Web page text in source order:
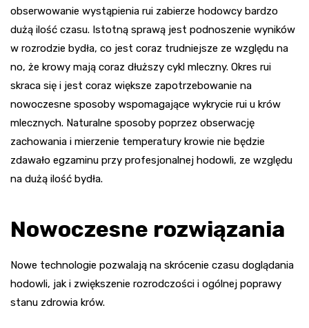
obserwowanie wystąpienia rui zabierze hodowcy bardzo
dużą ilość czasu. Istotną sprawą jest podnoszenie wyników
w rozrodzie bydła, co jest coraz trudniejsze ze względu na
no, że krowy mają coraz dłuższy cykl mleczny. Okres rui
skraca się i jest coraz większe zapotrzebowanie na
nowoczesne sposoby wspomagające wykrycie rui u krów
mlecznych. Naturalne sposoby poprzez obserwację
zachowania i mierzenie temperatury krowie nie będzie
zdawało egzaminu przy profesjonalnej hodowli, ze względu
na dużą ilość bydła.
Nowoczesne rozwiązania
Nowe technologie pozwalają na skrócenie czasu doglądania
hodowli, jak i zwiększenie rozrodczości i ogólnej poprawy
stanu zdrowia krów.